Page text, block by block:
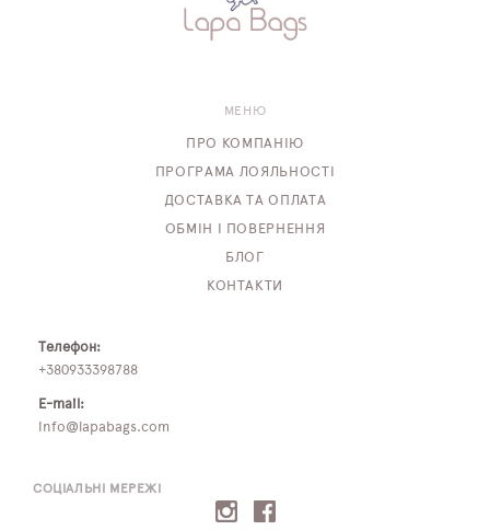
СОЦІАЛЬНІ МЕРЕЖІ
МЕНЮ
ПРО КОМПАНІЮ
ПРОГРАМА ЛОЯЛЬНОСТІ
ДОСТАВКА ТА ОПЛАТА
ОБМІН І ПОВЕРНЕННЯ
БЛОГ
КОНТАКТИ
Телефон:
+380933398788
E-mail:
info@lapabags.com